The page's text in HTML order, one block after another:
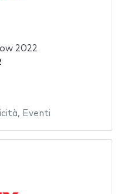
2022
, Eventi